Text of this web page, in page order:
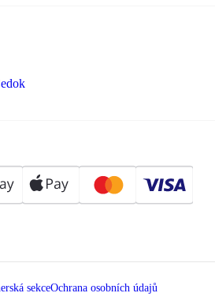
sekceOchrana osobních údajů